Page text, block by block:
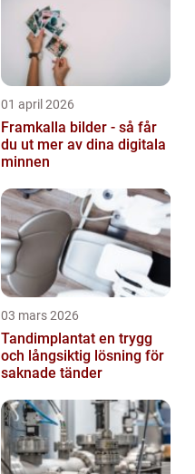
01 april 2026
Framkalla bilder - så får
du ut mer av dina digitala
minnen
03 mars 2026
Tandimplantat en trygg
och långsiktig lösning för
saknade tänder